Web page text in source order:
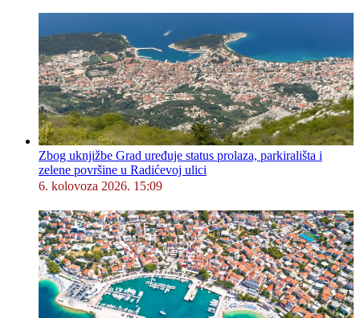
Zbog uknjižbe Grad uređuje status prolaza, parkirališta i
zelene površine u Radićevoj ulici
6. kolovoza 2026. 15:09